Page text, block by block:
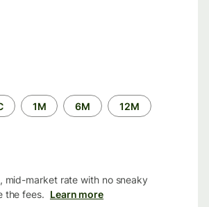
1М 6М 12М
mid-market rate with no sneaky
the fees. Learn more